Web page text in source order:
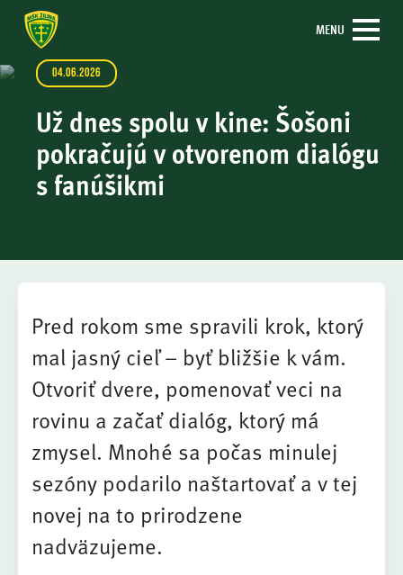
MENU
04.06.2026
Už dnes spolu v kine: Šošoni
pokračujú v otvorenom dialógu
s fanúšikmi
Pred rokom sme spravili krok, ktorý
mal jasný cieľ – byť bližšie k vám.
Otvoriť dvere, pomenovať veci na
rovinu a začať dialóg, ktorý má
zmysel. Mnohé sa počas minulej
sezóny podarilo naštartovať a v tej
novej na to prirodzene
nadväzujeme.